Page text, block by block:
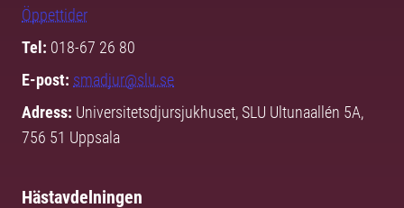
Öppettider
Tel: 018-67 26 80
E-post: smadjur@slu.se
Adress: Universitetsdjursjukhuset, SLU Ultunaallén 5A,
756 51 Uppsala
Hästavdelningen